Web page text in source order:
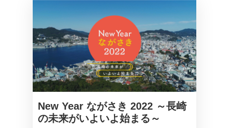
New Year ながさき 2022 ～長崎
の未来がいよいよ始まる～